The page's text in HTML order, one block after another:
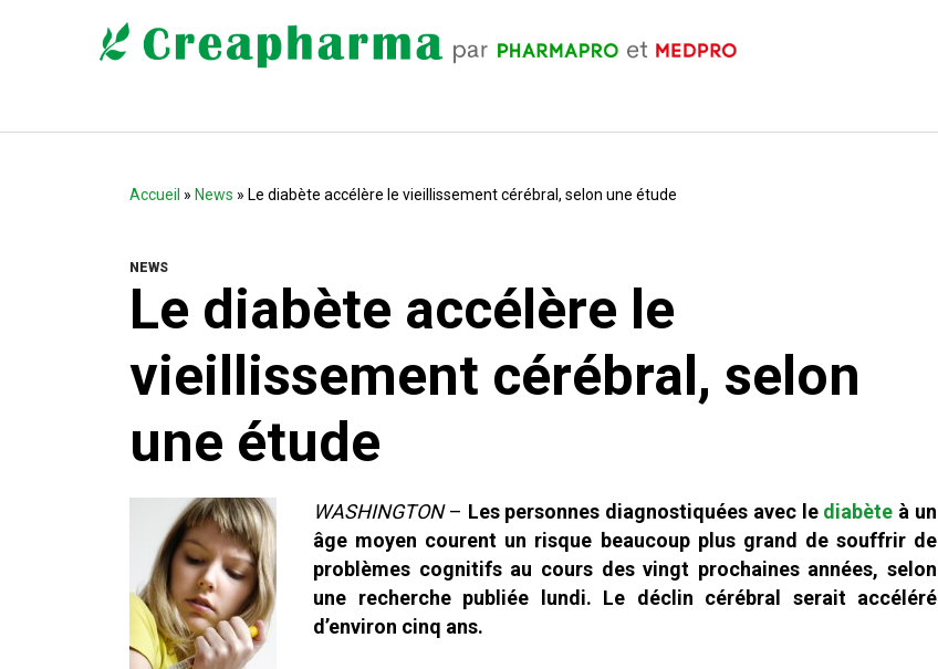
Accueil » News » Le diabète accélère le vieillissement cérébral, selon une étude
NEWS
Le diabète accélère le
vieillissement cérébral, selon
une étude
WASHINGTON– Les personnes diagnostiquées avec le diabète à un
âge moyen courent un risque beaucoup plus grand de souffrir de
problèmes cognitifs au cours des vingt prochaines années, selon
une recherche publiée lundi. Le déclin cérébral serait accéléré
d’environ cinq ans.